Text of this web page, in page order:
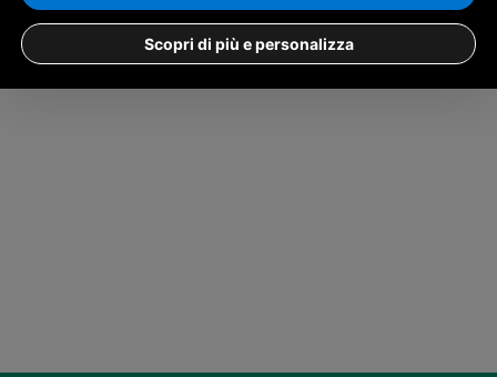
2 Matera
Pisticci
Scopri di più e personalizza